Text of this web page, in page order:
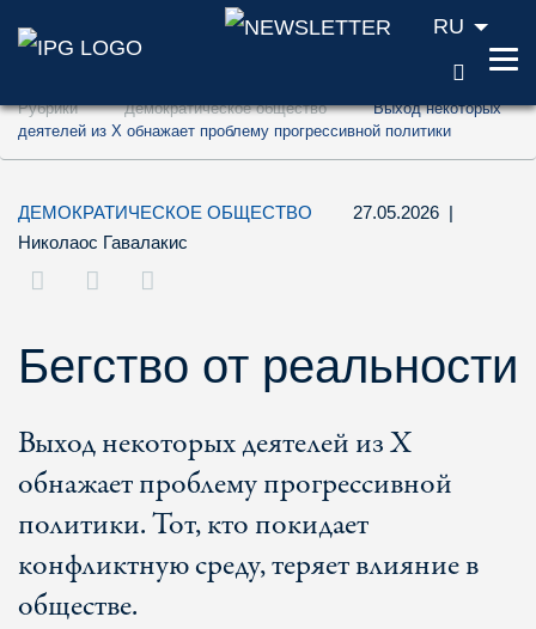
Перейти к содержанию (ключ доступа
Перейти к поиску (ключ доступа '2')
RU
Рубрики Демократическое общество
Выход некоторых
деятелей из X обнажает проблему прогрессивной политики
ДЕМОКРАТИЧЕСКОЕ ОБЩЕСТВО 27.05.2026 |
Николаос Гавалакис
Бегство от реальности
Выход некоторых деятелей из X
обнажает проблему прогрессивной
политики. Тот, кто покидает
конфликтную среду, теряет влияние в
обществе.